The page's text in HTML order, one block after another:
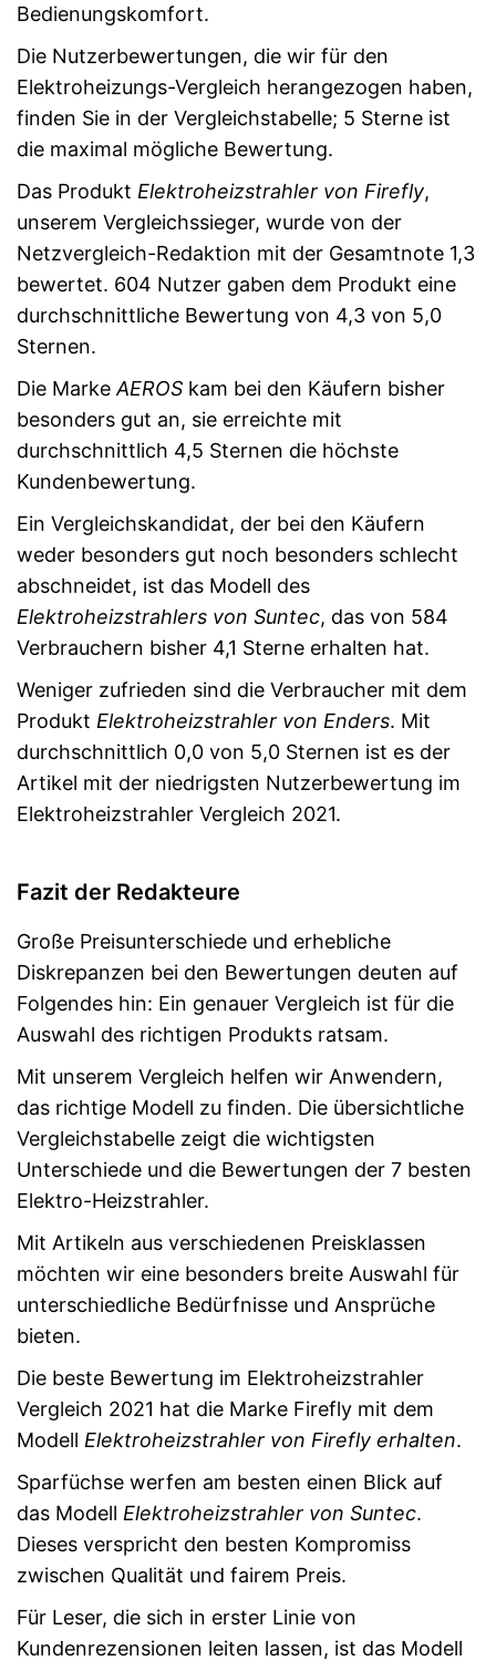
Bedienungskomfort.
Die Nutzerbewertungen, die wir für den
Elektroheizungs-Vergleich herangezogen haben,
finden Sie in der Vergleichstabelle; 5 Sterne ist
die maximal mögliche Bewertung.
Das Produkt Elektroheizstrahler von Firefly,
unserem Vergleichssieger, wurde von der
Netzvergleich-Redaktion mit der Gesamtnote 1,3
bewertet. 604 Nutzer gaben dem Produkt eine
durchschnittliche Bewertung von 4,3 von 5,0
Sternen.
Die Marke AEROS kam bei den Käufern bisher
besonders gut an, sie erreichte mit
durchschnittlich 4,5 Sternen die höchste
Kundenbewertung.
Ein Vergleichskandidat, der bei den Käufern
weder besonders gut noch besonders schlecht
abschneidet, ist das Modell des
Elektroheizstrahlers von Suntec, das von 584
Verbrauchern bisher 4,1 Sterne erhalten hat.
Weniger zufrieden sind die Verbraucher mit dem
Produkt Elektroheizstrahler von Enders. Mit
durchschnittlich 0,0 von 5,0 Sternen ist es der
Artikel mit der niedrigsten Nutzerbewertung im
Elektroheizstrahler Vergleich 2021.
Fazit der Redakteure
Große Preisunterschiede und erhebliche
Diskrepanzen bei den Bewertungen deuten auf
Folgendes hin: Ein genauer Vergleich ist für die
Auswahl des richtigen Produkts ratsam.
Mit unserem Vergleich helfen wir Anwendern,
das richtige Modell zu finden. Die übersichtliche
Vergleichstabelle zeigt die wichtigsten
Unterschiede und die Bewertungen der 7 besten
Elektro-Heizstrahler.
Mit Artikeln aus verschiedenen Preisklassen
möchten wir eine besonders breite Auswahl für
unterschiedliche Bedürfnisse und Ansprüche
bieten.
Die beste Bewertung im Elektroheizstrahler
Vergleich 2021 hat die Marke Firefly mit dem
Modell Elektroheizstrahler von Firefly erhalten.
Sparfüchse werfen am besten einen Blick auf
das Modell Elektroheizstrahler von Suntec.
Dieses verspricht den besten Kompromiss
zwischen Qualität und fairem Preis.
Für Leser, die sich in erster Linie von
Kundenrezensionen leiten lassen, ist das Modell